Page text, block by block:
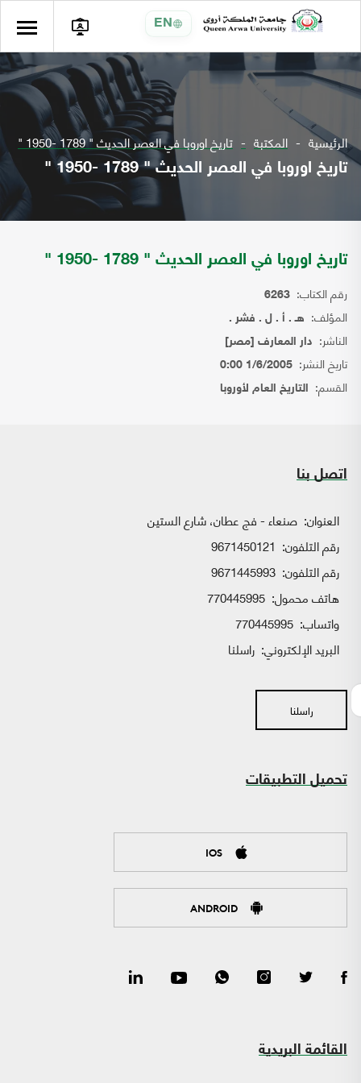
EN
الرئيسية المكتبة تاريخ اوروبا في العصر الحديث " 1789 -1950 "
تاريخ اوروبا في العصر الحديث " 1789 -1950 "
تاريخ اوروبا في العصر الحديث " 1789 -1950 "
رقم الكتاب: 6263
المؤلف: هـ . أ . ل . فشر .
الناشر: دار المعارف [مصر]
تاريخ النشر: 1/6/2005 0:00
القسم: التاريخ العام لأوروبا
اتصل بنا
العنوان: صنعاء - فج عطان، شارع الستين
رقم التلفون: 9671450121
رقم التلفون: 9671445993
هاتف محمول: 770445995
واتساب:
البريد الإلكتروني: راسلنا
راسلنا
تحميل التطبيقات
IOS
ANDROID
القائمة البريدية